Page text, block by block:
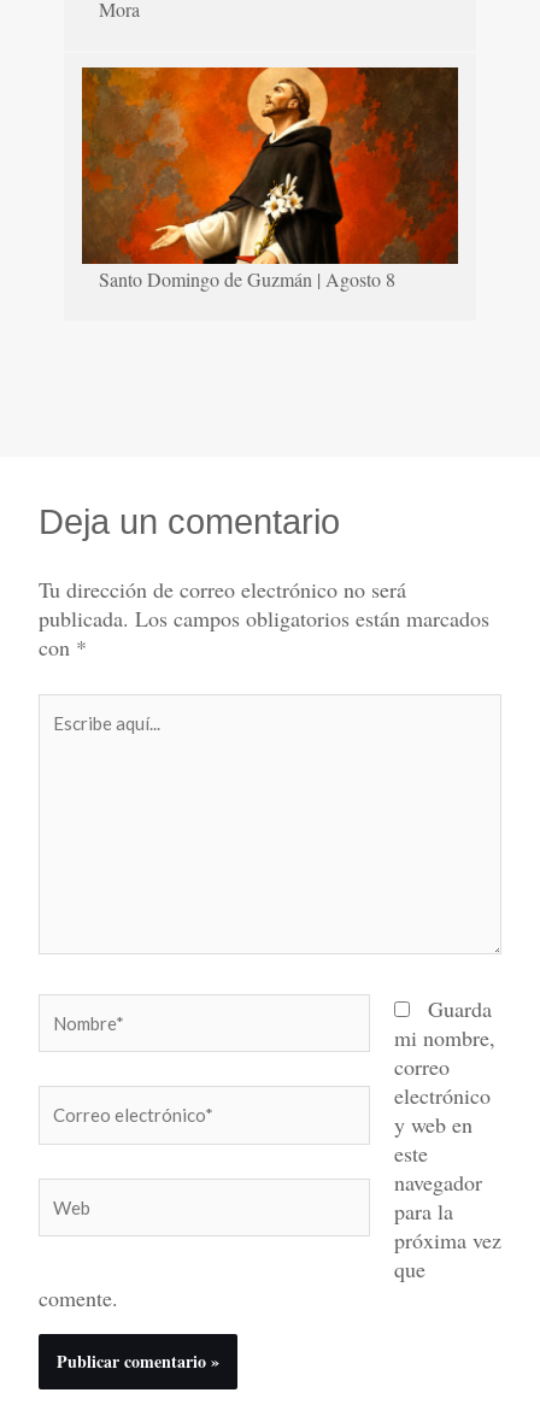
Mora
Santo Domingo de Guzmán | Agosto 8
Deja un comentario
Tu dirección de correo electrónico no será
publicada. Los campos obligatorios están marcados
con *
aquí...
electrónico*
Guarda
mi nombre,
correo
electrónico
y web en
este
navegador
para la
próxima vez
que
comente.